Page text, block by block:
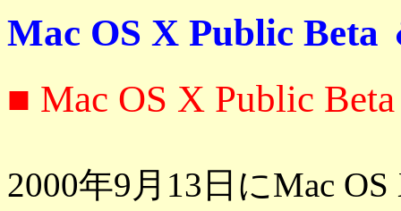
Mac OS X Public Beta
■ Mac OS X Public Beta
2000年9月13日にMac